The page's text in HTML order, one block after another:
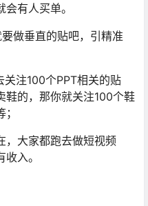
有人买单。
做垂直的贴吧，引精准
关注100个PPT相关的贴
鞋的，那你就关注100个鞋
，大家都跑去做短视频
入。